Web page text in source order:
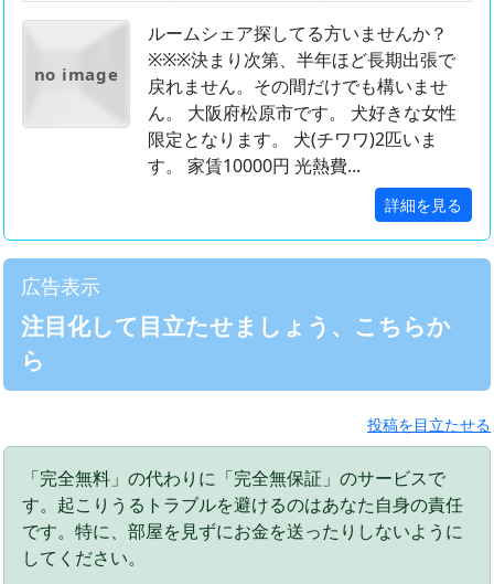
no image
ルームシェア探してる方いませんか？
※※※決まり次第、半年ほど長期出張で
戻れません。その間だけでも構いませ
ん。 大阪府松原市です。 犬好きな女性
限定となります。 犬(チワワ)2匹いま
す。 家賃10000円 光熱費...
詳細を見る
広告表示
注目化して目立たせましょう、こちらか
ら
投稿を目立たせる
「完全無料」の代わりに「完全無保証」のサービスで
す。起こりうるトラブルを避けるのはあなた自身の責任
です。特に、部屋を見ずにお金を送ったりしないように
してください。